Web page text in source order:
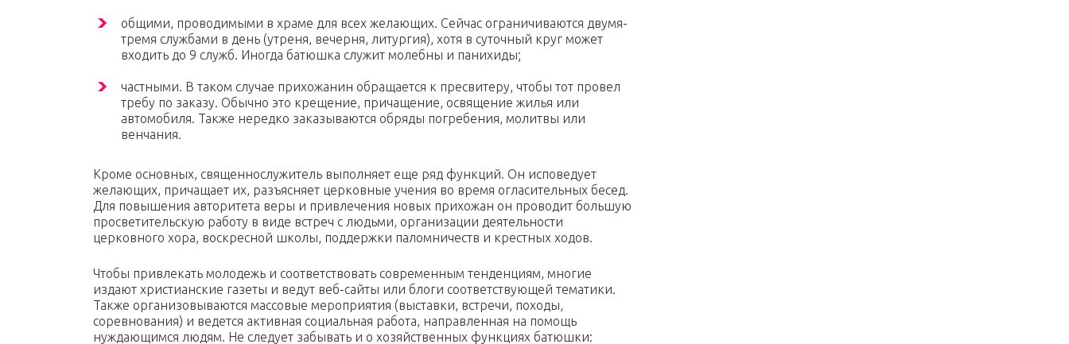
общими, проводимыми в храме для всех желающих. Сейчас ограничиваются двумя-
тремя службами в день (утреня, вечерня, литургия), хотя в суточный круг может
входить до 9 служб. Иногда батюшка служит молебны и панихиды;
частными. В таком случае прихожанин обращается к пресвитеру, чтобы тот провел
требу по заказу. Обычно это крещение, причащение, освящение жилья или
автомобиля. Также нередко заказываются обряды погребения, молитвы или
венчания.
Кроме основных, священнослужитель выполняет еще ряд функций. Он исповедует
желающих, причащает их, разъясняет церковные учения во время огласительных бесед.
Для повышения авторитета веры и привлечения новых прихожан он проводит большую
просветительскую работу в виде встреч с людьми, организации деятельности
церковного хора, воскресной школы, поддержки паломничеств и крестных ходов.
Чтобы привлекать молодежь и соответствовать современным тенденциям, многие
издают христианские газеты и ведут веб-сайты или блоги соответствующей тематики.
Также организовываются массовые мероприятия (выставки, встречи, походы,
соревнования) и ведется активная социальная работа, направленная на помощь
нуждающимся людям. Не следует забывать и о хозяйственных функциях батюшки: